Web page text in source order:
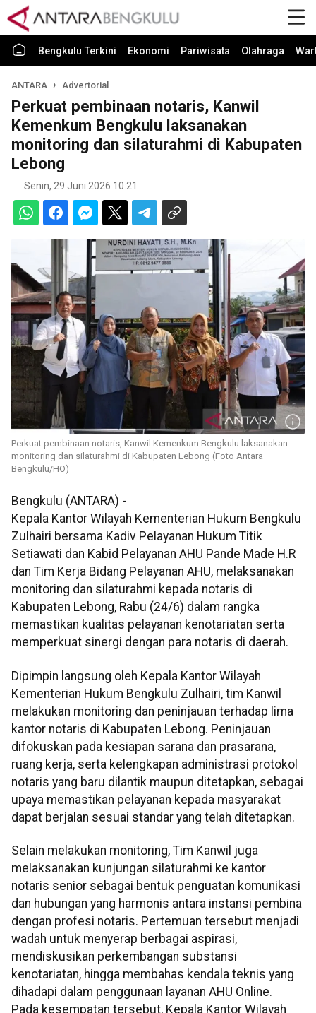
Bengkulu Terkini Ekonomi Pariwisata Olahraga
ANTARA Advertorial
Perkuat pembinaan notaris, Kanwil
Kemenkum Bengkulu laksanakan
monitoring dan silaturahmi di Kabupaten
Lebong
Senin, 29 Juni 2026 10:21
Perkuat pembinaan notaris, Kanwil Kemenkum Bengkulu laksanakan
monitoring dan silaturahmi di Kabupaten Lebong (Foto Antara
Bengkulu/HO)
Bengkulu (ANTARA) -
Kepala Kantor Wilayah Kementerian Hukum Bengkulu
Zulhairi bersama Kadiv Pelayanan Hukum Titik
Setiawati dan Kabid Pelayanan AHU Pande Made H.R
dan Tim Kerja Bidang Pelayanan AHU, melaksanakan
monitoring dan silaturahmi kepada notaris di
Kabupaten Lebong, Rabu (24/6) dalam rangka
memastikan kualitas pelayanan kenotariatan serta
memperkuat sinergi dengan para notaris di daerah.
Dipimpin langsung oleh Kepala Kantor Wilayah
Kementerian Hukum Bengkulu Zulhairi, tim Kanwil
melakukan monitoring dan peninjauan terhadap lima
kantor notaris di Kabupaten Lebong. Peninjauan
difokuskan pada kesiapan sarana dan prasarana,
ruang kerja, serta kelengkapan administrasi protokol
notaris yang baru dilantik maupun ditetapkan, sebagai
upaya memastikan pelayanan kepada masyarakat
dapat berjalan sesuai standar yang telah ditetapkan.
Selain melakukan monitoring, Tim Kanwil juga
melaksanakan kunjungan silaturahmi ke kantor
notaris senior sebagai bentuk penguatan komunikasi
dan hubungan yang harmonis antara instansi pembina
dengan profesi notaris. Pertemuan tersebut menjadi
wadah untuk menyerap berbagai aspirasi,
mendiskusikan perkembangan substansi
kenotariatan, hingga membahas kendala teknis yang
dihadapi dalam penggunaan layanan AHU Online.
Pada kesempatan tersebut, Kepala Kantor Wilayah